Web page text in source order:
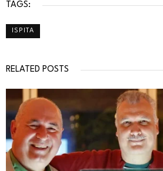
TAGS:
ISPITA
RELATED POSTS